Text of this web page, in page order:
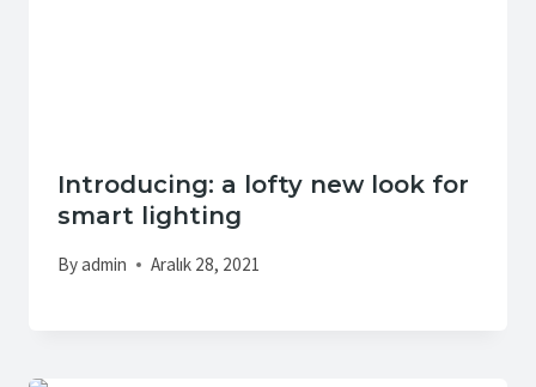
​Introducing: a lofty new look for
smart lighting
Byadmin Aralık 28, 2021